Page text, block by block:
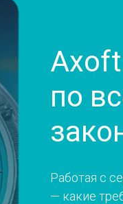
по
Работая с
— какие